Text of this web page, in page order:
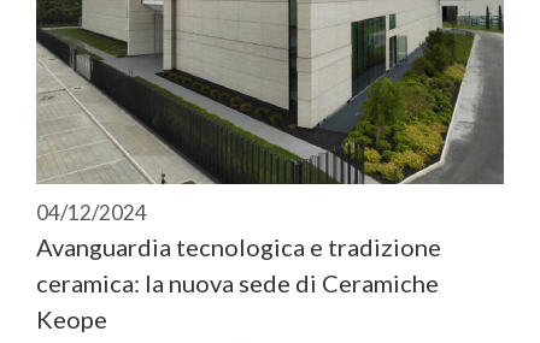
04/12/2024
Avanguardia tecnologica e tradizione
ceramica: la nuova sede di Ceramiche
Keope